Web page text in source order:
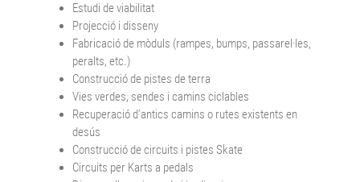
Estudi de viabilitat
Projecció i disseny
Fabricació de mòduls (rampes, bumps, passarel·les,
peralts, etc.)
Construcció de pistes de terra
Vies verdes, sendes i camins ciclables
Recuperació d’antics camins o rutes existents en
desús
Construcció de circuits i pistes Skate
Circuits per Karts a pedals